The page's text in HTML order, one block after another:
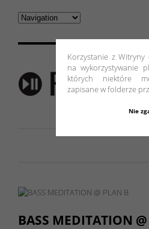
Korzystanie z Witryny
na wykorzystywanie
których niektóre
zapisane w folderze
Nie
BASS MEDITATION